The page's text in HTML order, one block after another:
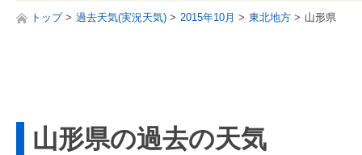
トップ 過去天気(実況天気) 2015年10月 東北地方 山形県
山形県の過去の天気